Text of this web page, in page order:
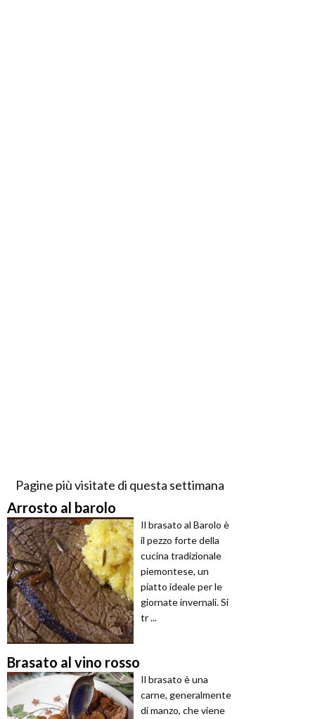
Pagine più visitate di questa settimana
Arrosto al barolo
Il brasato al Barolo è
il pezzo forte della
cucina tradizionale
piemontese, un
piatto ideale per le
giornate invernali. Si
tr ...
Brasato al vino rosso
Il brasato è una
carne, generalmente
di manzo, che viene